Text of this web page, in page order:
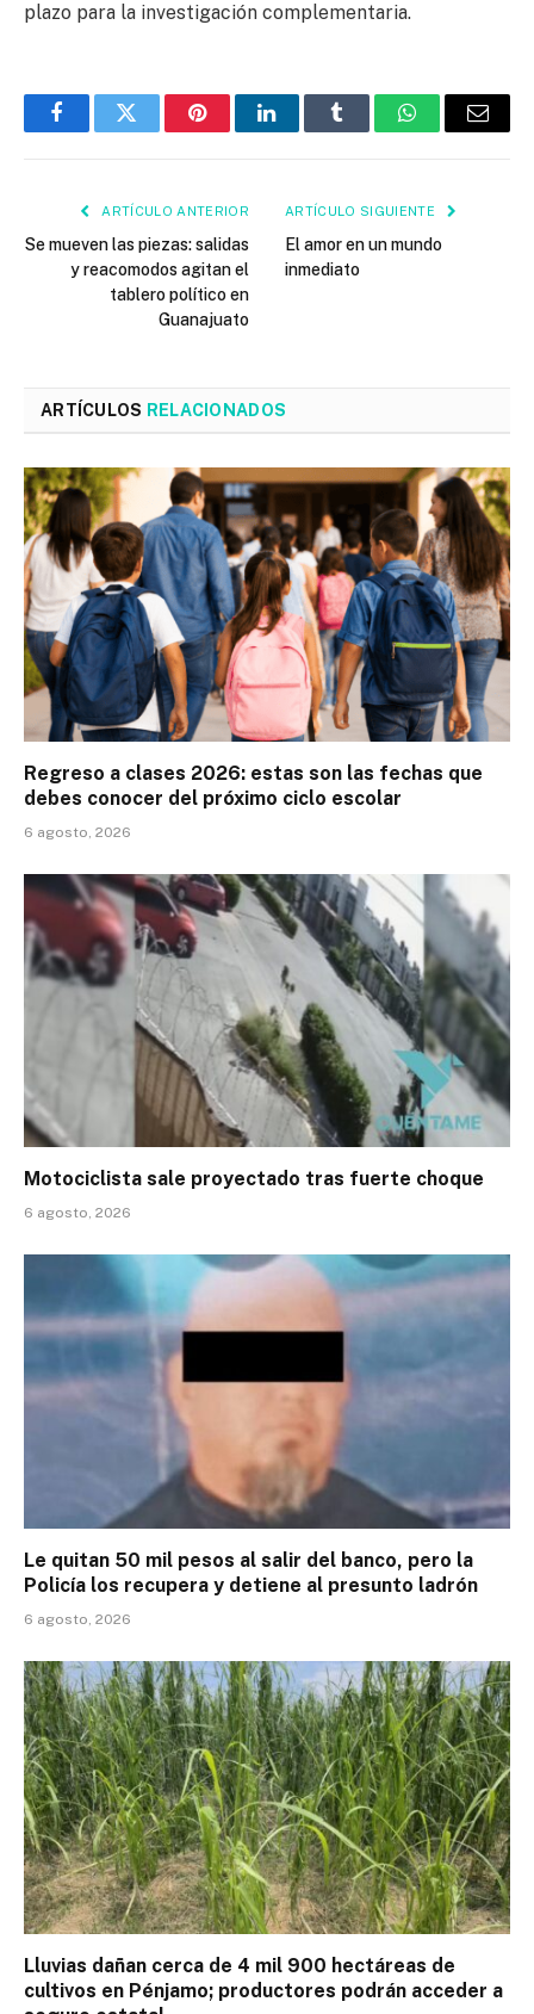
plazo para la investigación complementaria.
FacebookTwitter PinterestLinkedInTumblr WhatsAppEmail
ARTÍCULO ANTERIOR
Se mueven las piezas: salidas
y reacomodos agitan el
tablero político en
Guanajuato
ARTÍCULO SIGUIENTE
El amor en un mundo
inmediato
ARTÍCULOS RELACIONADOS
Regreso a clases 2026: estas son las fechas que
debes conocer del próximo ciclo escolar
6 agosto, 2026
Motociclista sale proyectado tras fuerte choque
6 agosto, 2026
Le quitan 50 mil pesos al salir del banco, pero la
Policía los recupera y detiene al presunto ladrón
6 agosto, 2026
Lluvias dañan cerca de 4 mil 900 hectáreas de
cultivos en Pénjamo; productores podrán acceder a